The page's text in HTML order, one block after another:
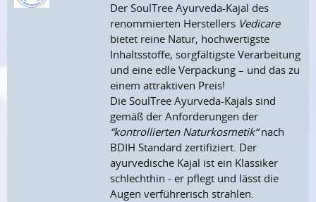
Der SoulTree Ayurveda-Kajal des
renommierten Herstellers Vedicare
bietet reine Natur, hochwertigste
Inhaltsstoffe, sorgfältigste Verarbeitung
und eine edle Verpackung – und das zu
einem attraktiven Preis!
Die SoulTree Ayurveda-Kajals sind
gemäß der Anforderungen der
“kontrollierten Naturkosmetik“nach
BDIH Standard zertifiziert. Der
ayurvedische Kajal ist ein Klassiker
schlechthin - er pflegt und lässt die
Augen verführerisch strahlen.